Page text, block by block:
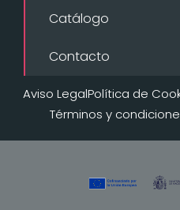
Catálogo
Contacto
Aviso LegalPolítica de
Términos y